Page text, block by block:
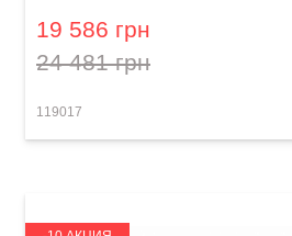
19 586 грн
24 481 грн
119017